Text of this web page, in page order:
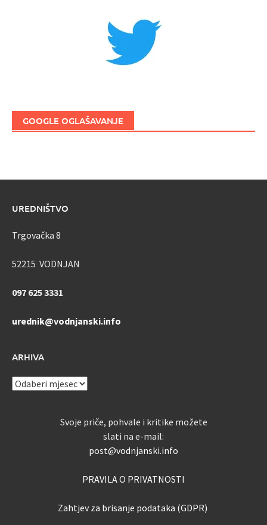
GOOGLE OGLAŠAVANJE
UREDNIŠTVO
Trgovačka 8
52215 VODNJAN
097 625 3331
urednik@vodnjanski.info
ARHIVA
ARHIVA
Svoje priče, pohvale i kritike možete
slati na e-mail:
post@vodnjanski.info
PRAVILA O PRIVATNOSTI
Zahtjev za brisanje podataka (GDPR)